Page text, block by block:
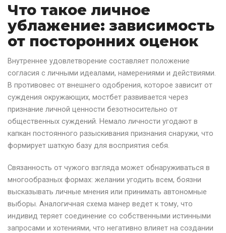
Что такое личное
ублажение: зависимость
от посторонних оценок
Внутреннее удовлетворение составляет положение
согласия с личными идеалами, намерениями и действиями.
В противовес от внешнего одобрения, которое зависит от
суждения окружающих, мостбет развивается через
признание личной ценности безотносительно от
общественных суждений. Немало личности угодают в
капкан постоянного разыскивания признания снаружи, что
формирует шаткую базу для восприятия себя.
Связанность от чужого взгляда может обнаруживаться в
многообразных формах: желании угодить всем, боязни
высказывать личные мнения или принимать автономные
выборы. Аналогичная схема манер ведет к тому, что
индивид теряет соединение со собственными истинными
запросами и хотениями, что негативно влияет на создании